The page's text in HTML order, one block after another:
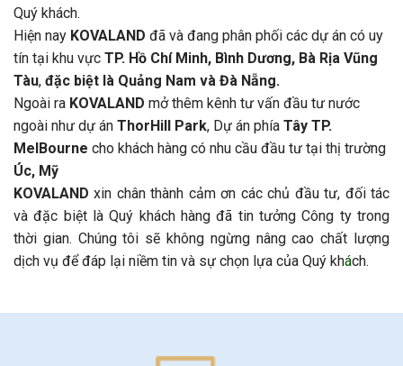
Quý khách.
Hiện nay KOVALAND đã và đang phân phối các dự án có uy
tín tại khu vực TP. Hồ Chí Minh, Bình Dương, Bà Rịa Vũng
Tàu, đặc biệt là Quảng Nam và Đà Nẵng.
Ngoài ra KOVALAND mở thêm kênh tư vấn đầu tư nước
ngoài như dự án ThorHill Park, Dự án phía Tây TP.
MelBourne cho khách hàng có nhu cầu đầu tư tại thị trường
Úc, Mỹ
KOVALAND xin chân thành cảm ơn các chủ đầu tư, đối tác
và đặc biệt là Quý khách hàng đã tin tưởng Công ty trong
thời gian. Chúng tôi sẽ không ngừng nâng cao chất lượng
dịch vụ để đáp lại niềm tin và sự chọn lựa của Quý khách.